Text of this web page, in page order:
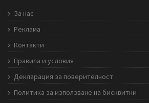
За нас
Реклама
Контакти
Правила и условия
Декларация за поверителност
Политика за използване на бисквитки